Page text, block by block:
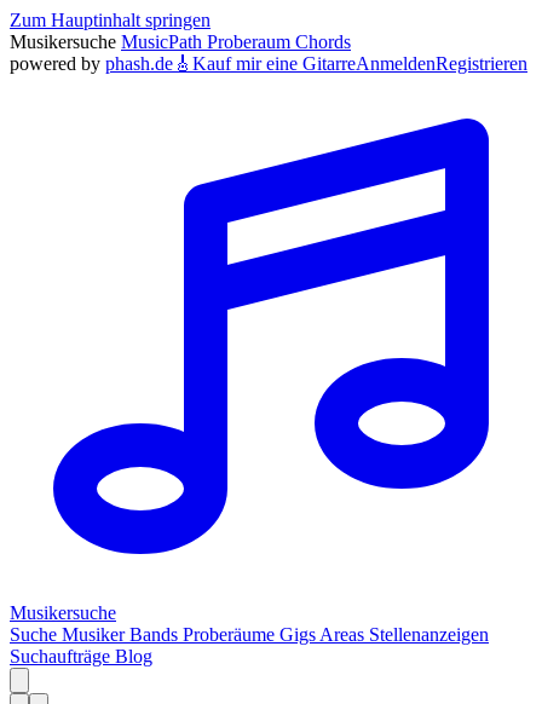
Zum Hauptinhalt springen
Musikersuche MusicPath Proberaum Chords
powered by phash.de 🎸 Kauf mir eine GitarreAnmeldenRegistrieren
Musikersuche
Suche MusikerBands Proberäume Gigs Areas Stellenanzeigen
Suchaufträge Blog